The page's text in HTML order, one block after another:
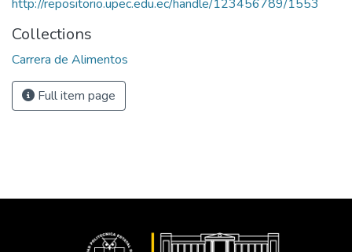
http://repositorio.upec.edu.ec/handle/123456789/1553
Collections
Carrera de Alimentos
Full item page